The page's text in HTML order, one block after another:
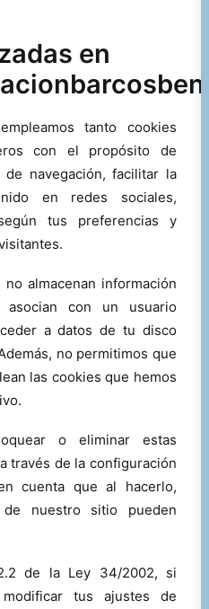
en
tanto cookies
con el propósito de
navegación, facilitar la
en redes sociales,
tus preferencias y
almacenan información
con un usuario
a datos de tu disco
no permitimos que
las cookies que hemos
o eliminar estas
través de la configuración
cuenta que al hacerlo,
de nuestro sitio pueden
de la Ley 34/2002, si
tus ajustes de